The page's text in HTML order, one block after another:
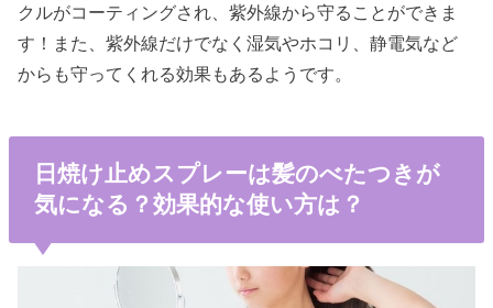
クルがコーティングされ、紫外線から守ることができま
す！また、紫外線だけでなく湿気やホコリ、静電気など
からも守ってくれる効果もあるようです。
日焼け止めスプレーは髪のべたつきが
気になる？効果的な使い方は？